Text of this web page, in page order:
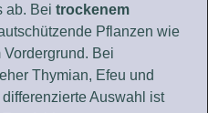
ab. Bei trockenem
Pflanzen wie
Bei
Thymian, Efeu und
Auswahl ist